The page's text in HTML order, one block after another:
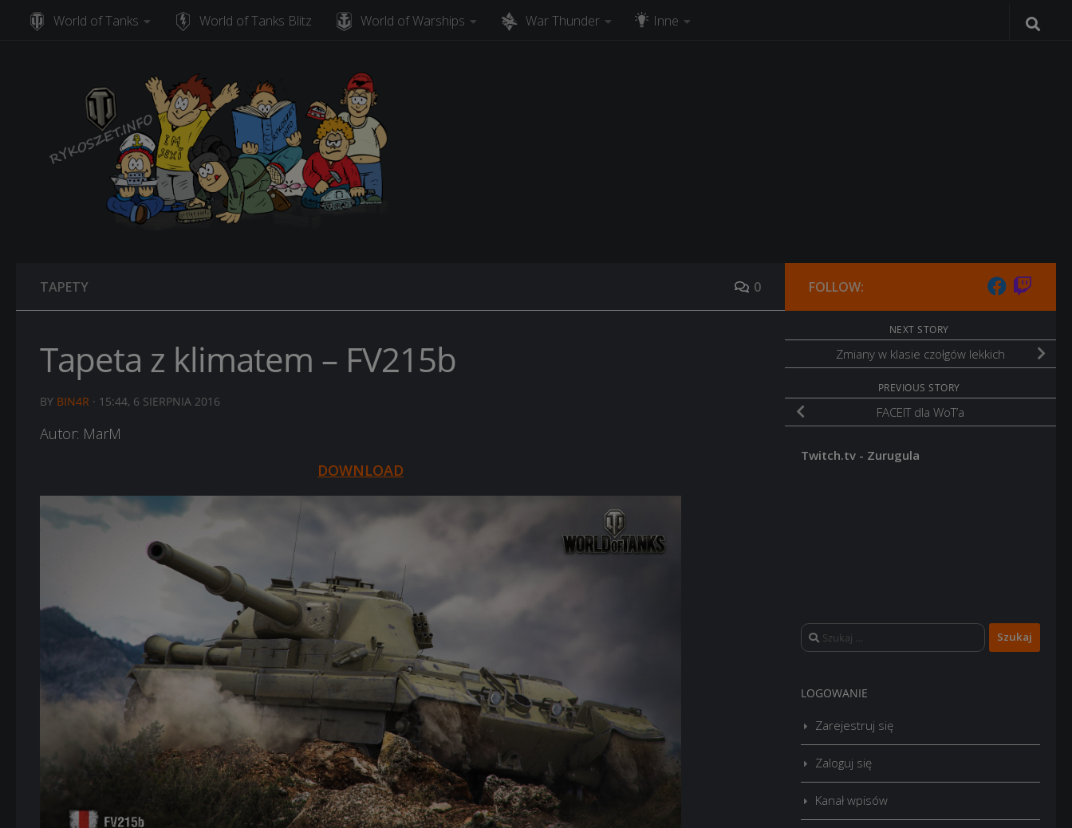
Skip to content
World of Tanks World of Tanks Blitz World of Warships War Thunder Inne
TAPETY 0
Tapeta z klimatem – FV215b
BY BIN4R · 15:44, 6 SIERPNIA 2016
Autor: MarM
DOWNLOAD
FOLLOW:
NEXT STORY
Zmiany w klasie czołgów lekkich
PREVIOUS STORY
FACEIT dla WoT’a
Twitch.tv - Zurugula
Szukaj:
LOGOWANIE
Zarejestruj się
Zaloguj się
Kanał wpisów